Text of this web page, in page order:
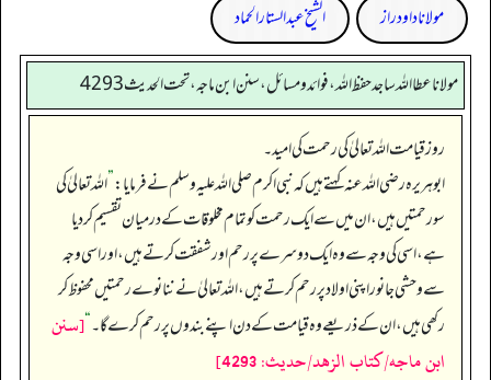
مولانا داود راز الشیخ عبدالستار الحماد
مولانا عطا الله ساجد حفظ الله، فوائد و مسائل، سنن ابن ماجه، تحت الحديث4293
روز قیامت اللہ تعالیٰ کی رحمت کی امید۔
ابوہریرہ رضی اللہ عنہ کہتے ہیں کہ نبی اکرم صلی اللہ علیہ وسلم نے فرمایا:”اللہ تعالیٰ کی
سو رحمتیں ہیں، ان میں سے ایک رحمت کو تمام مخلوقات کے درمیان تقسیم کر دیا
ہے، اسی کی وجہ سے وہ ایک دوسرے پر رحم اور شفقت کرتے ہیں، اور اسی وجہ
سے وحشی جانور اپنی اولاد پر رحم کرتے ہیں، اللہ تعالیٰ نے ننانوے رحمتیں محفوظ کر
رکھی ہیں، ان کے ذریعے وہ قیامت کے دن اپنے بندوں پر رحم کرے گا۔‏‏‏‏“[سنن
ابن ماجه/كتاب الزهد/حدیث: 4293]